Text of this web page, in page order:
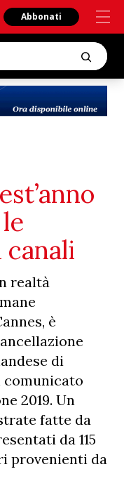
Abbonati
canali
realtà
è
di
comunicato
2019. Un
fatte da
da 115
provenienti da